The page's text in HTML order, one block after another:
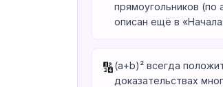
прямоугольников (по
описан ещё в
🔢(a+b)² всегда
доказательствах